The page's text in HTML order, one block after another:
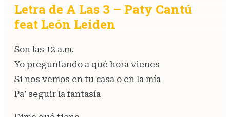
Letra de A Las 3 – Paty Cantú
feat León Leiden
Son las 12 a.m.
Yo preguntando a qué hora vienes
Si nos vemos en tu casa o en la mía
Pa’ seguir la fantasía